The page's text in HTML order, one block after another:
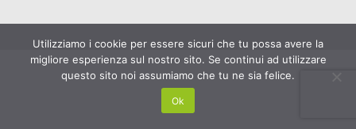
Utilizziamo i cookie per essere sicuri che tu possa avere la
migliore esperienza sul nostro sito. Se continui ad utilizzare
questo sito noi assumiamo che tu ne sia felice.
Ok